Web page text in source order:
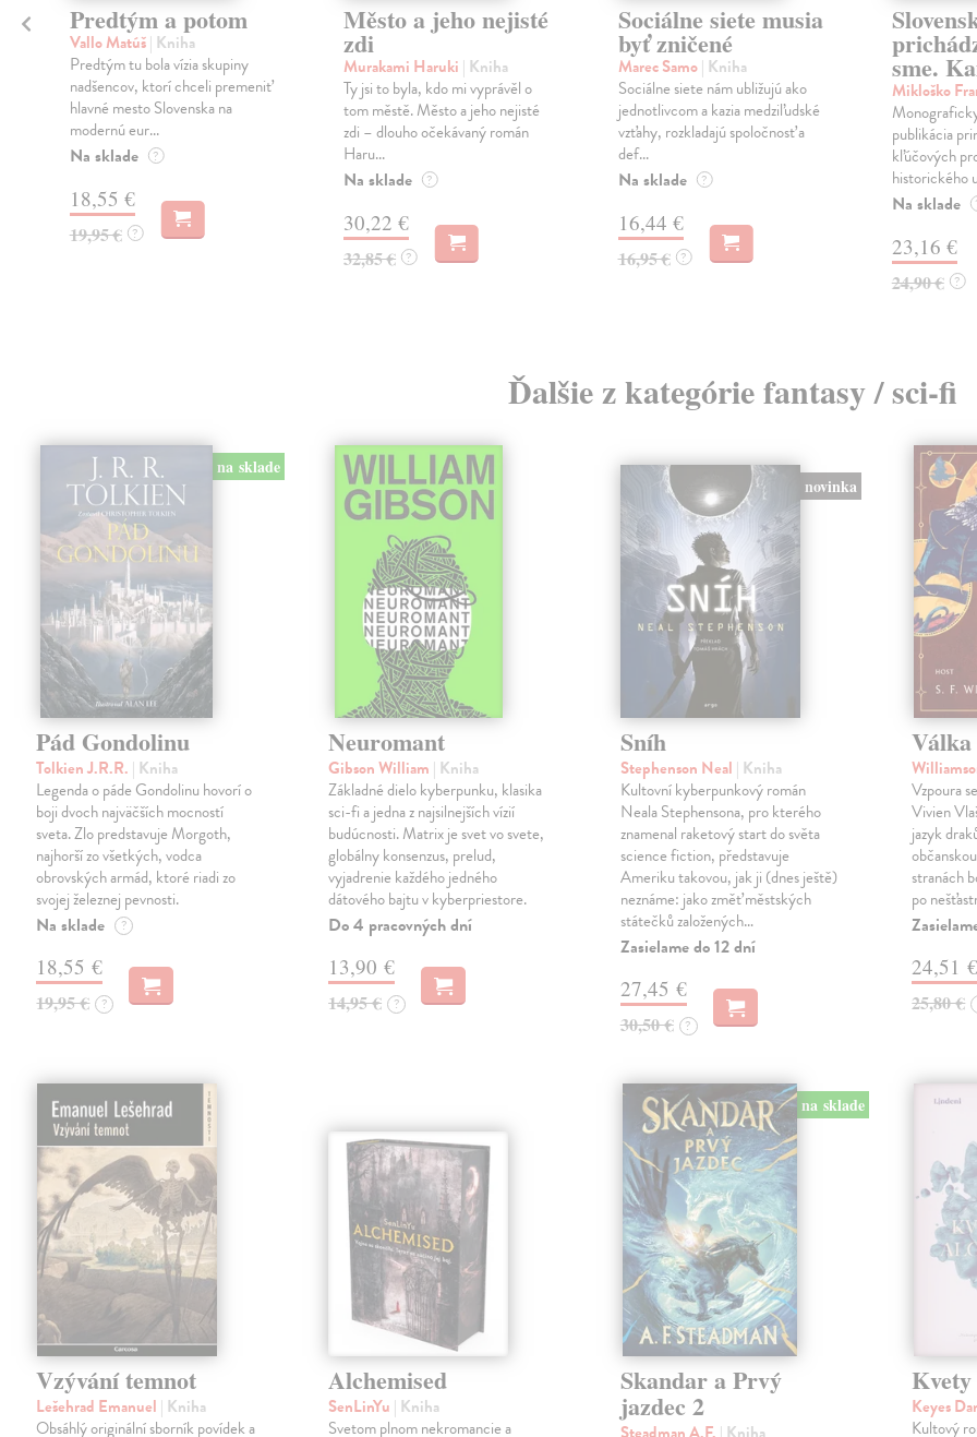
Predtým a potom
Vallo Matúš| Kniha
Predtým tu bola vízia skupiny
nadšencov, ktorí chceli premeniť
hlavné mesto Slovenska na
modernú eur...
Na sklade ?
18,55 €
19,95 € ?
Město a jeho nejisté
zdi
Murakami Haruki | Kniha
Ty jsi to byla, kdo mi vyprávěl o
tom městě. Město a jeho nejisté
zdi – dlouho očekávaný román
Haru...
Na sklade ?
30,22 €
32,85 € ?
Sociálne siete musia
byť zničené
Marec Samo| Kniha
Sociálne siete nám ubližujú ako
jednotlivcom a kazia medziľudské
vzťahy, rozkladajú spoločnosť a
def...
Na sklade ?
16,44 €
16,95 € ?
sme.
Mikloško
publikácia
kľúčových
historického
Na sklade
23,16 €
24,90 € ?
Ďalšie z kategórie fantasy / sci-fi
na sklade
Pád Gondolinu
Tolkien J.R.R. | Kniha
Legenda o páde Gondolinu hovorí o
boji dvoch najväčších mocností
sveta. Zlo predstavuje Morgoth,
najhorší zo všetkých, vodca
obrovských armád, ktoré riadi zo
svojej železnej pevnosti.
Na sklade ?
18,55 €
19,95 € ?
Neuromant
Gibson William | Kniha
Základné dielo kyberpunku, klasika
sci-fi a jedna z najsilnejších vízií
budúcnosti. Matrix je svet vo svete,
globálny konsenzus, prelud,
vyjadrenie každého jedného
dátového bajtu v kyberpriestore.
Do 4 pracovných dní
13,90 €
14,95 € ?
novinka
Sníh
Stephenson Neal | Kniha
Kultovní kyberpunkový román
Neala Stephensona, pro kterého
znamenal raketový start do světa
science fiction, představuje
Ameriku takovou, jak ji (dnes ještě)
neznáme: jako změť městských
státečků založených…
Zasielame do 12 dní
27,45 €
30,50 € ?
Vzpoura
Vivien
jazyk
stranách
po
24,51 €
25,80 €
Vzývání temnot
Lešehrad Emanuel | Kniha
Obsáhlý originální sborník povídek a
Alchemised
SenLinYu | Kniha
Svetom plnom nekromancie a
na sklade
Skandar a Prvý
jazdec 2 Keyes
Kultový